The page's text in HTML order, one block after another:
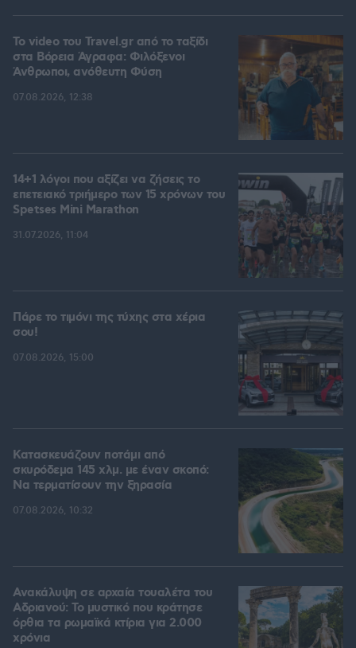
To video του Travel.gr από το ταξίδι
στα Βόρεια Άγραφα: Φιλόξενοι
Άνθρωποι, ανόθευτη Φύση
07.08.2026, 12:38
14+1 λόγοι που αξίζει να ζήσεις το
επετειακό τριήμερο των 15 χρόνων του
Spetses Mini Marathon
31.07.2026, 11:04
Πάρε το τιμόνι της τύχης στα χέρια
σου!
07.08.2026, 15:00
Κατασκευάζουν ποτάμι από
σκυρόδεμα 145 χλμ. με έναν σκοπό:
Να τερματίσουν την ξηρασία
07.08.2026, 10:32
Ανακάλυψη σε αρχαία τουαλέτα του
Αδριανού: Το μυστικό που κράτησε
όρθια τα ρωμαϊκά κτίρια για 2.000
χρόνια